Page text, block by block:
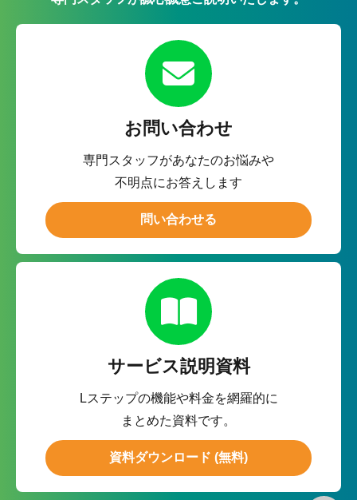
お問い合わせ
専門スタッフがあなたのお悩みや
不明点にお答えします
問い合わせる
サービス説明資料
Lステップの機能や料金を網羅的に
まとめた資料です。
資料ダウンロード (無料)